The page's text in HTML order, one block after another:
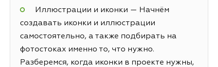
Иллюстрации и иконки — Начнём
создавать иконки и иллюстрации
самостоятельно, а также подбирать на
фотостоках именно то, что нужно.
Разберемся, когда иконки в проекте нужны,